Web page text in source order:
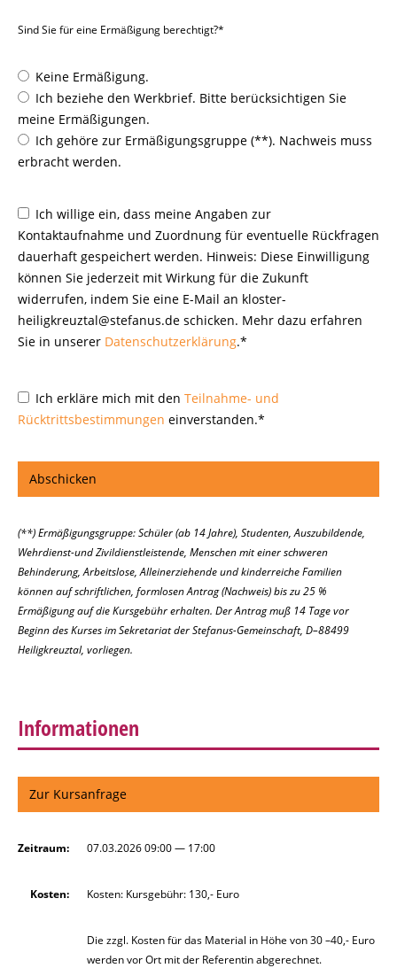
Sind Sie für eine Ermäßigung berechtigt?*
Keine Ermäßigung.
meine Ermäßigungen.
erbracht werden.
Kontaktaufnahme und Zuordnung für eventuelle Rückfragen
dauerhaft gespeichert werden. Hinweis: Diese Einwilligung
können Sie jederzeit mit Wirkung für die Zukunft
widerrufen, indem Sie eine E-Mail an kloster-
heiligkreuztal@stefanus.de schicken. Mehr dazu erfahren
Sie in unserer Datenschutzerklärung.*
Ich erkläre mich mit den Teilnahme- und
Rücktrittsbestimmungen einverstanden.*
(**) Ermäßigungsgruppe: Schüler (ab 14 Jahre), Studenten, Auszubildende,
Wehrdienst-und Zivildienstleistende, Menschen mit einer schweren
Behinderung, Arbeitslose, Alleinerziehende und kinderreiche Familien
können auf schriftlichen, formlosen Antrag (Nachweis) bis zu 25 %
Ermäßigung auf die Kursgebühr erhalten. Der Antrag muß 14 Tage vor
Beginn des Kurses im Sekretariat der Stefanus-Gemeinschaft, D–88499
Heiligkreuztal, vorliegen.
Informationen
Zur Kursanfrage
Zeitraum: 07.03.2026 09:00 — 17:00
Kosten: Kosten: Kursgebühr: 130,- Euro
Die zzgl. Kosten für das Material in Höhe von 30 –40,- Euro
werden vor Ort mit der Referentin abgerechnet.